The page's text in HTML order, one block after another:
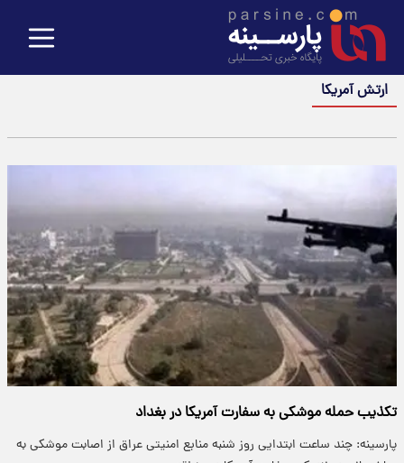
ارتش آمریکا
تکذیب حمله موشکی به سفارت آمریکا در بغداد
پارسینه: چند ساعت ابتدایی روز شنبه منابع امنیتی عراق از اصابت موشکی به